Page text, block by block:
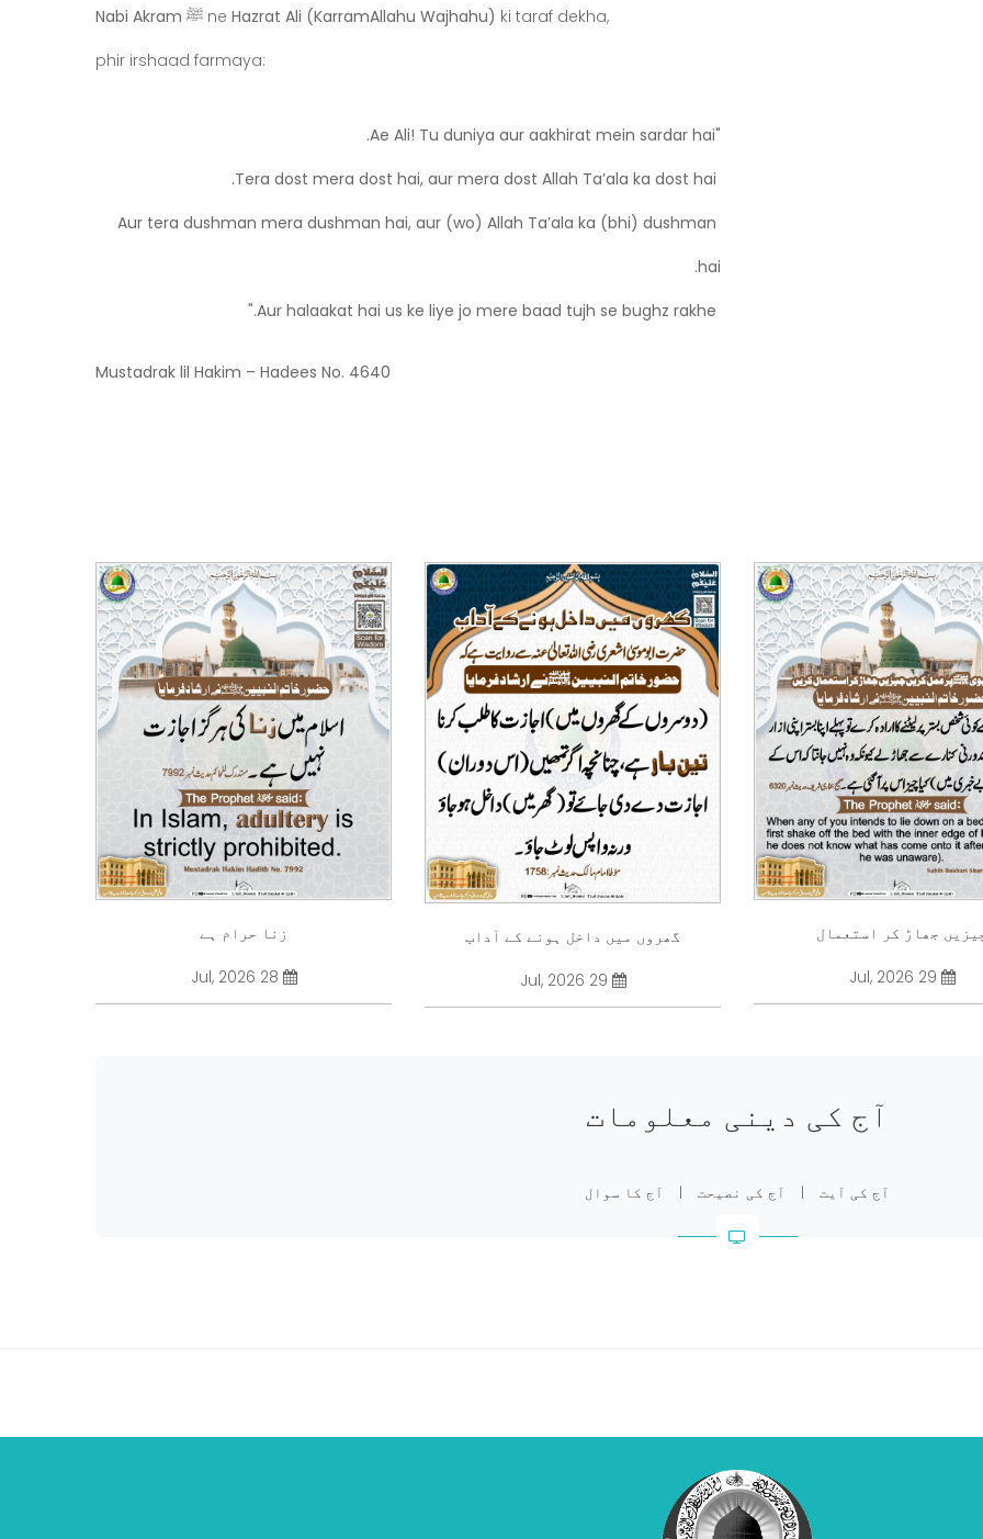
Nabi Akram ﷺ ne Hazrat Ali (KarramAllahu Wajhahu) ki taraf dekha,
phir irshaad farmaya:
"Ae Ali! Tu duniya aur aakhirat mein sardar hai.
Aur tera dushman mera dushman hai, aur (wo) Allah Ta’ala ka (bhi) dushman
hai.
Mustadrak lil Hakim – Hadees No. 4640
جھاڑ کر استعمال
گھروں میں داخل ہونے کے آداب
زنا حرام ہے
آج کی دینی معلومات
آج کی آیت | آج کی نصیحت | آج کا سوال